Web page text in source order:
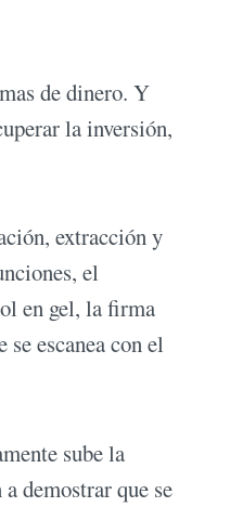
de dinero. Y
la inversión,
extracción y
el
en gel, la firma
escanea con el
sube la
demostrar que se